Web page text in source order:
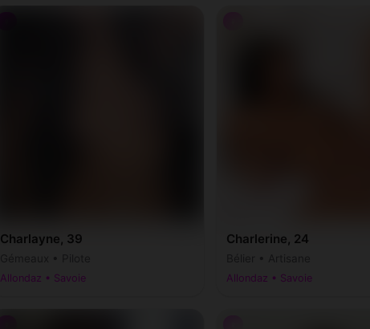
Charlayne, 39
Allondaz • Savoie
Charlerine, 24
Allondaz • Savoie